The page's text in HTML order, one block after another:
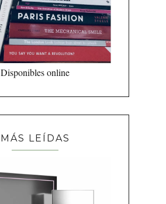
Disponibles online
MÁS LEÍDAS